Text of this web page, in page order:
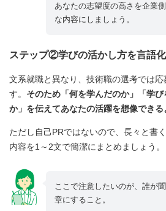
あなたの志望度の高さを企業
な内容にしましょう。
ステップ②学びの活かし方を言語
文系就職と異なり、技術職の選考では
す。 そのため「何を学んだのか」「学
か」を伝えてあなたの活躍を想像できる
ただし自己PRではないので、長々と書
内容を1～2文で簡潔にまとめましょう。
ここで注意したいのが、誰が
章にすること。